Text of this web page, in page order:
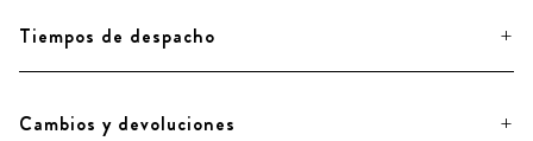
Tiempos de despacho
Cambios y devoluciones